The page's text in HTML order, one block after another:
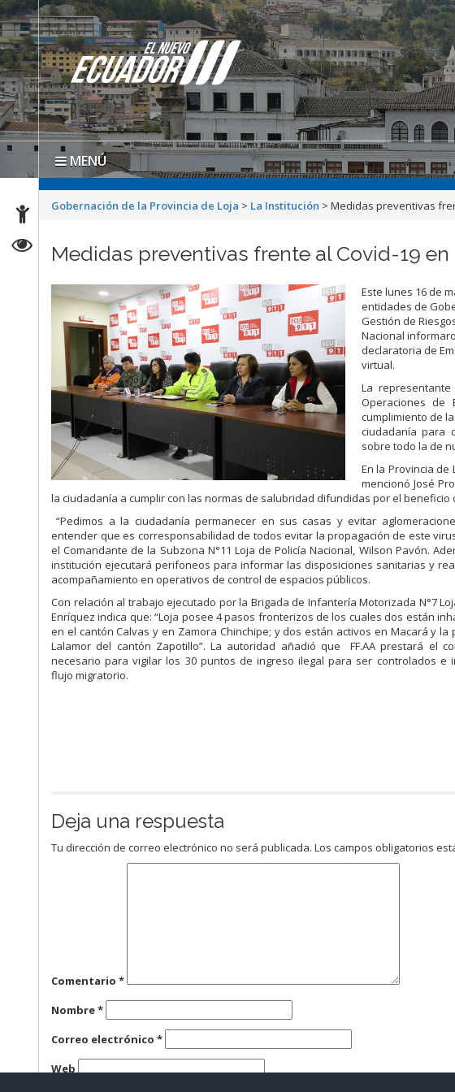
MENÚ
Gobernación de la Provincia de Loja > La Institución >Medidas preventivas
Medidas preventivas frente al Covid-19
Este lunes 16 de
entidades de
Gestión de
Nacional
declaratoria de
virtual.
La
Operaciones de
cumplimiento de
ciudadanía para
sobre todo la de
En la Provincia
mencionó José
la ciudadanía a cumplir con las normas de salubridad difundidas por el beneficio
“Pedimos a la ciudadanía permanecer en sus casas y evitar
entender que es corresponsabilidad de todos evitar la propagación de este
el Comandante de la Subzona N°11 Loja de Policía Nacional, Wilson Pavón.
institución ejecutará perifoneos para informar las disposiciones sanitarias y
acompañamiento en operativos de control de espacios públicos.
Con relación al trabajo ejecutado por la Brigada de Infantería Motorizada N°7
Enríquez indica que: “Loja posee 4 pasos fronterizos de los cuales dos están
en el cantón Calvas y en Zamora Chinchipe; y dos están activos en Macará y la
Lalamor del cantón Zapotillo”. La autoridad añadió que FF.AA prestará el
necesario para vigilar los 30 puntos de ingreso ilegal para ser controlados e
flujo migratorio.
Deja una respuesta
Tu dirección de correo electrónico no será publicada. Los campos obligatorios
Comentario*
Nombre*
Correo electrónico*
Web